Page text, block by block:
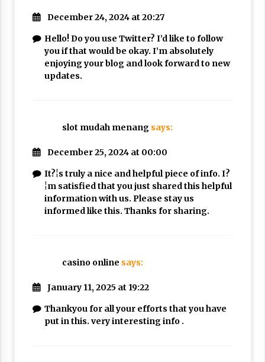
December 24, 2024 at 20:27
Hello! Do you use Twitter? I’d like to follow
you if that would be okay. I’m absolutely
enjoying your blog and look forward to new
updates.
slot mudah menang says:
December 25, 2024 at 00:00
It?¦s truly a nice and helpful piece of info. I?
¦m satisfied that you just shared this helpful
information with us. Please stay us
informed like this. Thanks for sharing.
casino online says:
January 11, 2025 at 19:22
Thankyou for all your efforts that you have
put in this. very interesting info .